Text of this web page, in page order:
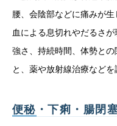
腰、会陰部などに痛みが
血による息切れやだるさ
強さ、持続時間、体勢と
と、薬や放射線治療などを
便秘・下痢・腸閉